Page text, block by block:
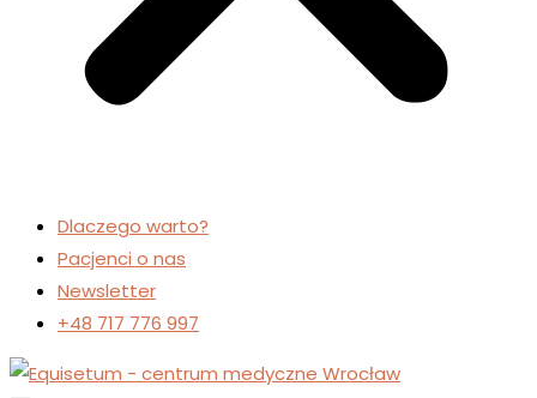
Dlaczego warto?
Pacjenci o nas
Newsletter
+48 717 776 997